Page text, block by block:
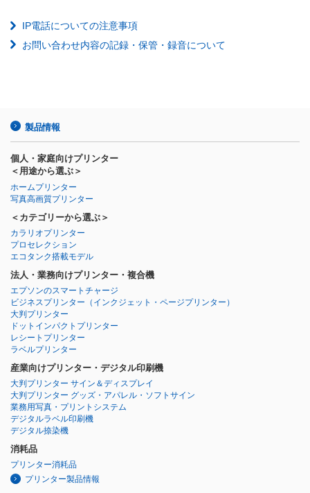
IP電話についての注意事項
お問い合わせ内容の記録・保管・録音について
製品情報
個人・家庭向けプリンター
＜用途から選ぶ＞
ホームプリンター
写真高画質プリンター
＜カテゴリーから選ぶ＞
カラリオプリンター
プロセレクション
エコタンク搭載モデル
法人・業務向けプリンター・複合機
エプソンのスマートチャージ
ビジネスプリンター （インクジェット・ページプリンター）
大判プリンター
ドットインパクトプリンター
レシートプリンター
ラベルプリンター
産業向けプリンター・デジタル印刷機
大判プリンター サイン＆ディスプレイ
大判プリンター グッズ・アパレル・ソフトサイン
業務用写真・プリントシステム
デジタルラベル印刷機
デジタル捺染機
消耗品
プリンター消耗品
プリンター製品情報